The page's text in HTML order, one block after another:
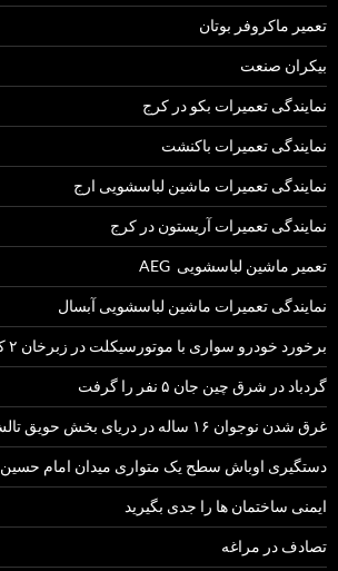
تعمیر ماکروفر بوتان
بیکران صنعت
نمایندگی تعمیرات بکو در کرج
نمایندگی تعمیرات باکنشت
نمایندگی تعمیرات ماشین لباسشویی ارج
نمایندگی تعمیرات آریستون در کرج
تعمیر ماشین لباسشویی AEG
نمایندگی تعمیرات ماشین لباسشویی آبسال
برخورد خودرو سواری با موتورسیکلت در زبرخان ۲ کشته برجا گذاشت
گردباد در شرق چین جان ۵ نفر را گرفت
غرق شدن نوجوان ۱۶ ساله در دریای بخش حویق تالش
دستگیری اوباش سطح یک متواری میدان امام حسین
ایمنی ساختمان ها را جدی بگیرید
تصادف در مراغه